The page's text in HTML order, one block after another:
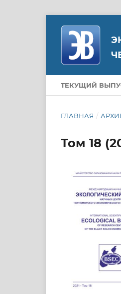
ТЕКУЩИЙ
ГЛАВНАЯ /
Том 18